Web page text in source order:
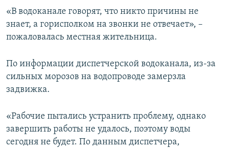
УКРАИНСКАЯ ПРОБЛЕМА КРЫМА
Все сайты RFE/RL
«В водоканале говорят, что никто причины не
знает, а горисполком на звонки не отвечает», –
пожаловалась местная жительница.
По информации диспетчерской водоканала, из-за
сильных морозов на водопроводе замерзла
задвижка.
«Рабочие пытались устранить проблему, однако
завершить работы не удалось, поэтому воды
сегодня не будет. По данным диспетчера,